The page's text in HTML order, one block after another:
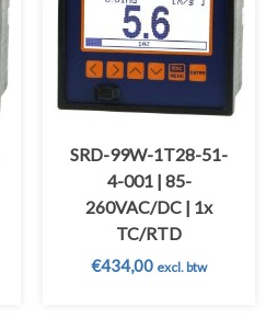
SRD-99W-1T28-51-
4-001 | 85-
260VAC/DC | 1x
TC/RTD
€434,00 excl. btw